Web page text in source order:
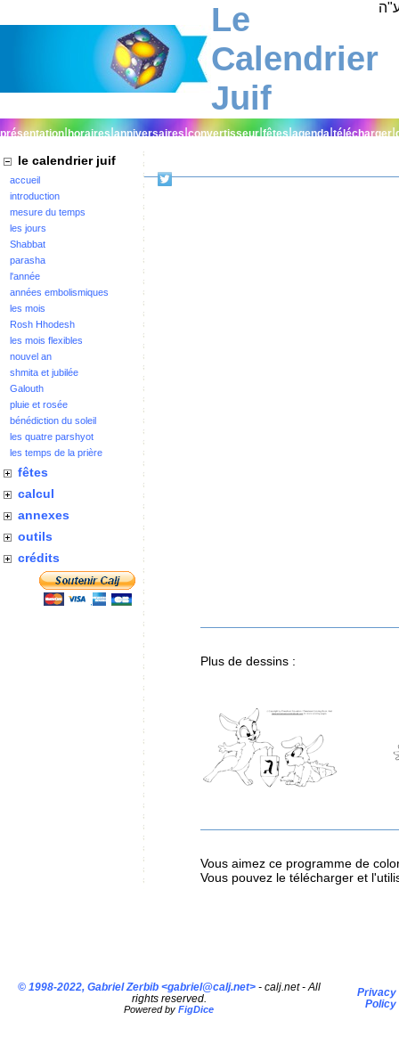
Le
Calendrier
Juif
présentation|horaires|anniversaires|convertisseur|fêtes|agenda|télécharger|
le calendrier juif
accueil
introduction
mesure du temps
les jours
Shabbat
parasha
l'année
années embolismiques
les mois
Rosh Hhodesh
les mois flexibles
nouvel an
shmita et jubilée
Galouth
pluie et rosée
bénédiction du soleil
les quatre parshyot
les temps de la prière
fêtes
calcul
annexes
outils
crédits
Plus de dessins :
Vous aimez ce programme de
Vous pouvez le télécharger et
© 1998-2022, Gabriel Zerbib <gabriel@calj.net>- calj.net - All
rights reserved.
Powered by FigDice
Privacy
Policy